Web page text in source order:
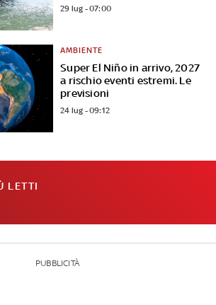
29 lug - 07:00
Super El Niño in arrivo, 2027
a rischio eventi estremi. Le
previsioni
AMBIENTE
24 lug - 09:12
LETTI
PUBBLICITÀ